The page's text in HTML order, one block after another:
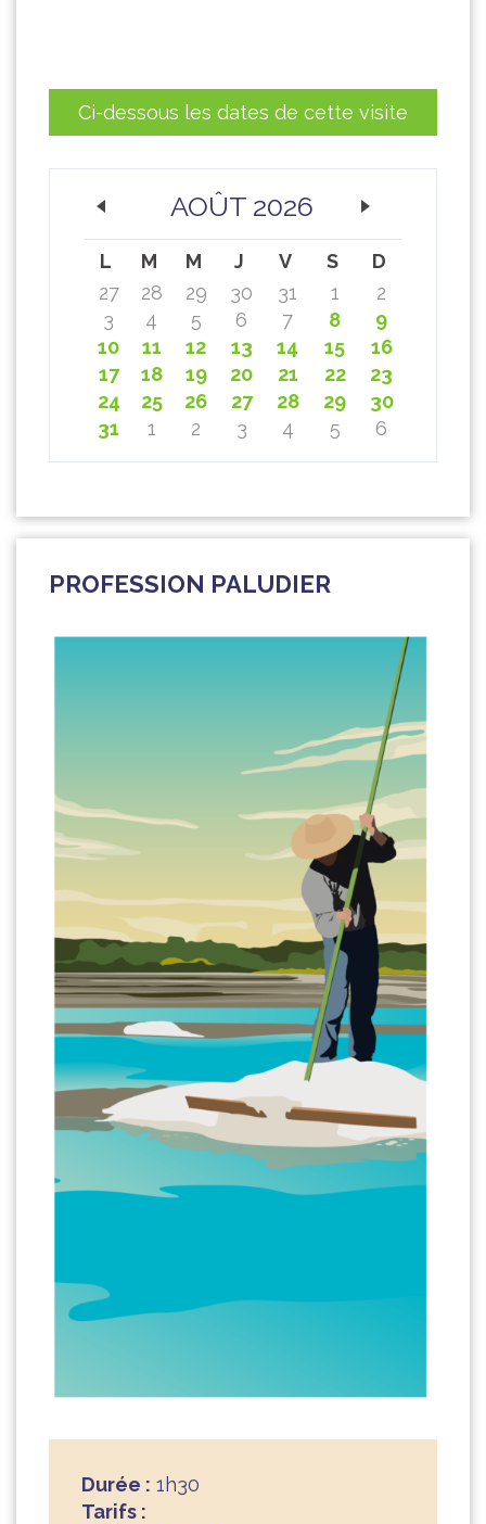
Ci-dessous les dates de cette visite
AOÛT 2026
L M M J V S
D
27
28 29 30 31 1
2
3
4 5 6 7 8
9
10
11 12 13 14 15
16
17
18 19 20 21 22
23
24
25 26 27 28 29
30
31
1 2 3 4 5 6
PROFESSION PALUDIER
Durée : 1h30
Tarifs :